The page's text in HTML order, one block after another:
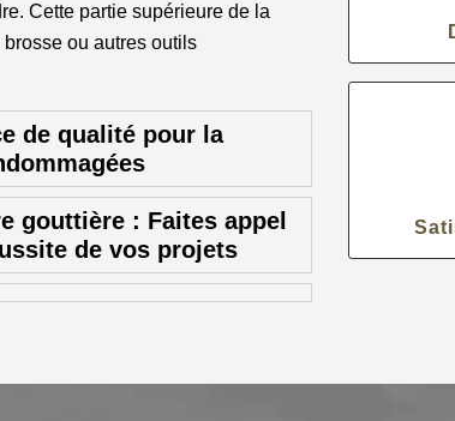
Cette partie supérieure de la
ou autres outils
de qualité pour la
gouttière : Faites appel
de vos projets